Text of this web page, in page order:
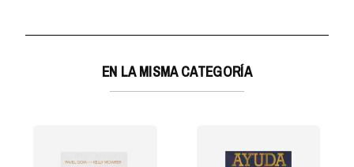
EN LA MISMA CATEGORÍA